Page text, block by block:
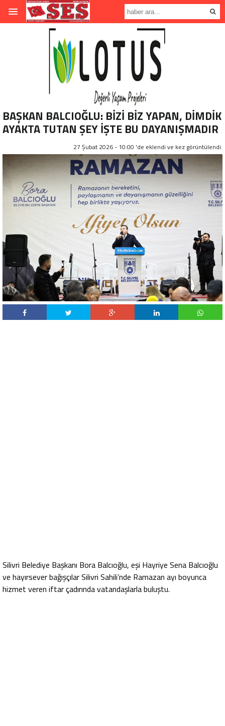
BAŞKAN BALCIOĞLU: BİZİ BİZ YAPAN, DİMDİK
AYAKTA TUTAN ŞEY İŞTE BU DAYANIŞMADIR
27 Şubat 2026 - 10:00 'de eklendi ve kez görüntülendi.
Silivri Belediye Başkanı Bora Balcıoğlu, eşi Hayriye Sena Balcıoğlu
ve hayırsever bağışçılar Silivri Sahili’nde Ramazan ayı boyunca
hizmet veren iftar çadırında vatandaşlarla buluştu.